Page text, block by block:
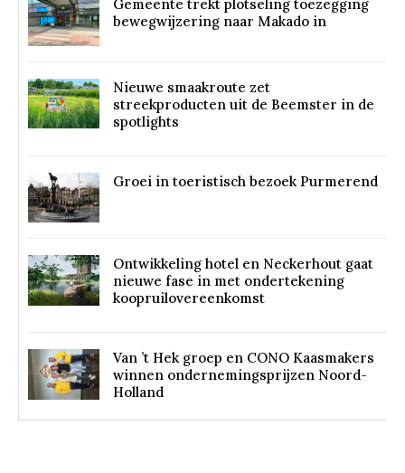
Gemeente trekt plotseling toezegging
bewegwijzering naar Makado in
Nieuwe smaakroute zet
streekproducten uit de Beemster in de
spotlights
Groei in toeristisch bezoek Purmerend
Ontwikkeling hotel en Neckerhout gaat
nieuwe fase in met ondertekening
koopruilovereenkomst
Van ’t Hek groep en CONO Kaasmakers
winnen ondernemingsprijzen Noord-
Holland